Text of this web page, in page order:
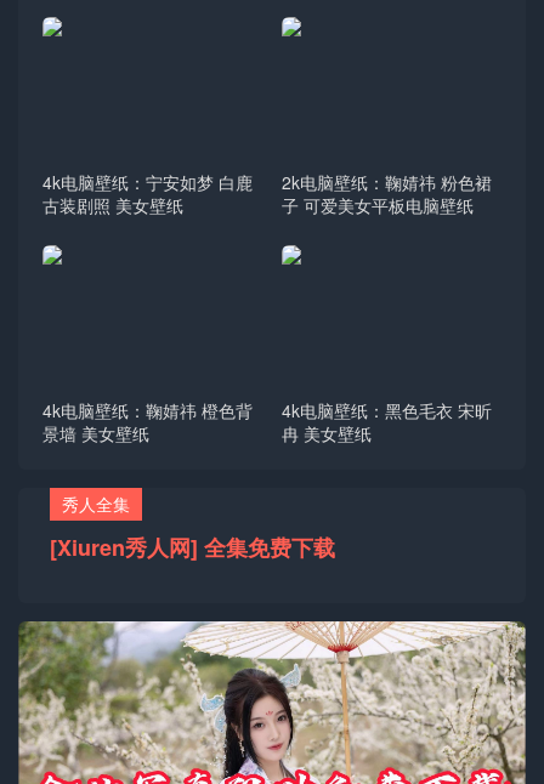
4k电脑壁纸：宁安如梦 白鹿
古装剧照 美女壁纸
2k电脑壁纸：鞠婧祎 粉色裙
子 可爱美女平板电脑壁纸
4k电脑壁纸：鞠婧祎 橙色背
景墙 美女壁纸
4k电脑壁纸：黑色毛衣 宋昕
冉 美女壁纸
秀人全集
[Xiuren秀人网] 全集免费下载